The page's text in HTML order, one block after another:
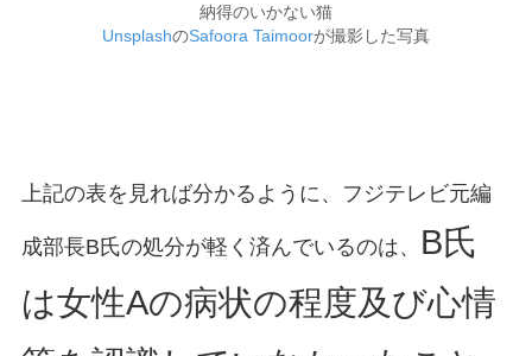
納得のいかない猫
UnsplashのSafoora Taimoorが撮影した写真
上記の表を見れば分かるように、フジテレビ元編
成部長B氏の処分が軽く済んでいるのは、
B氏
は女性Aの病状の程度及び心情